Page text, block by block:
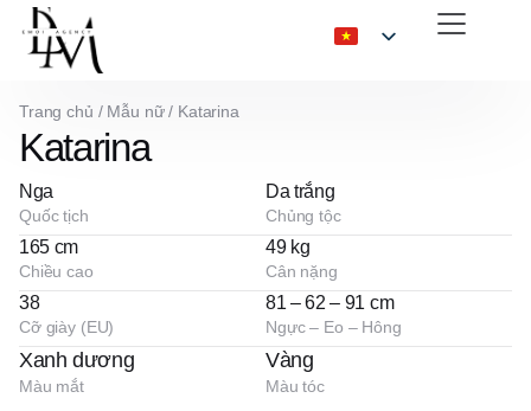
Trang chủ / Mẫu nữ/ Katarina
Katarina
Nga
Quốc tịch
Da trắng
Chủng tộc
165 cm
Chiều cao
49 kg
Cân nặng
38
Cỡ giày (EU)
81 – 62 – 91 cm
Ngực – Eo – Hông
Xanh dương
Màu mắt
Vàng
Màu tóc